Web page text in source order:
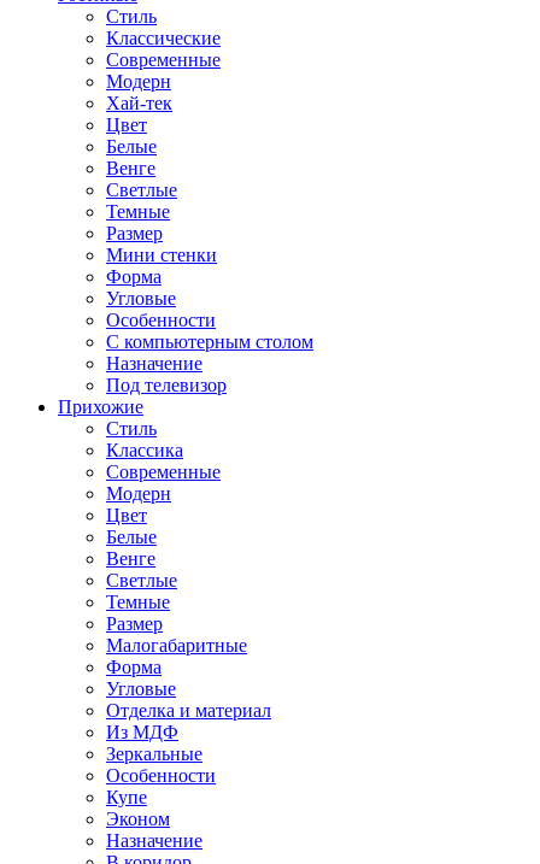
Стиль
Классические
Современные
Модерн
Хай-тек
Цвет
Белые
Венге
Светлые
Темные
Размер
Мини стенки
Форма
Угловые
Особенности
С компьютерным столом
Назначение
Под телевизор
Прихожие
Стиль
Классика
Современные
Модерн
Цвет
Белые
Венге
Светлые
Темные
Размер
Малогабаритные
Форма
Угловые
Отделка и материал
Из МДФ
Зеркальные
Особенности
Купе
Эконом
Назначение